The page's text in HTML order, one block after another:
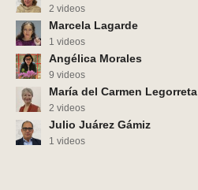
2 videos
Marcela Lagarde
1 videos
Angélica Morales
9 videos
María del Carmen Legorreta
2 videos
Julio Juárez Gámiz
1 videos